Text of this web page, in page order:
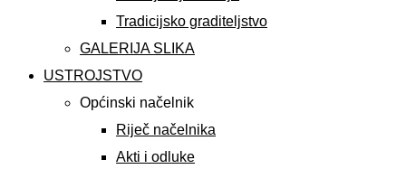
Tradicijsko graditeljstvo
GALERIJA SLIKA
USTROJSTVO
Općinski načelnik
Riječ načelnika
Akti i odluke